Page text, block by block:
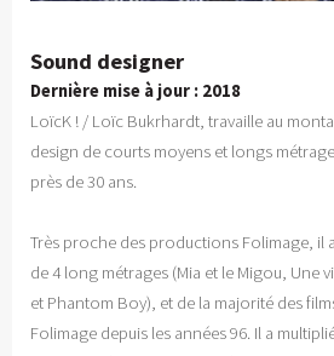
Sound designer
Dernière mise à jour : 2018
LoïcK ! / Loïc Bukrhardt, travaille au
design de courts moyens et longs
près de 30 ans.
Très proche des productions Folimage, il
de 4 long métrages (Mia et le Migou, Une
et Phantom Boy), et de la majorité des
Folimage depuis les années 96. Il a